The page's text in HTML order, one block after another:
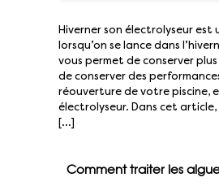
Hiverner son électrolyseur
lorsqu’on se lance dans
vous permet de conserver
de conserver des
réouverture de votre piscine,
électrolyseur. Dans cet article,
[…]
Comment traiter les